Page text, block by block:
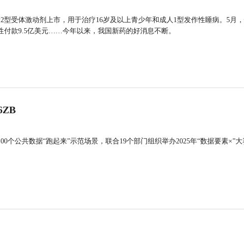
受体激动剂上市，用于治疗16岁及以上青少年和成人1型发作性睡病。5月
款9.5亿美元……今年以来，我国新药的好消息不断。
个公共数据“跑起来”示范场景，联合19个部门组织举办2025年“数据要素×”大